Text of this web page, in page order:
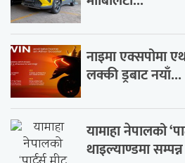
नाइमा एक्सपोमा
लक्की ड्रबाट नयाँ...
यामाहा नेपालको
थाइल्याण्डमा सम्पन्न